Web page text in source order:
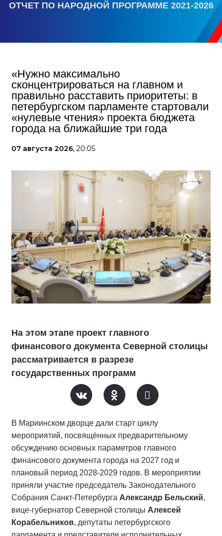
ОТЧЕТ ПО НАРОДНОЙ ПРОГРАММЕ 2021-2026
«Нужно максимально
сконцентрироваться на главном и
правильно расставить приоритеты: в
петербургском парламенте стартовали
«нулевые чтения» проекта бюджета
города на ближайшие три года
07 августа 2026, 20:05
На этом этапе проект главного
финансового документа Северной столицы
рассматривается в разрезе
государственных программ
В Мариинском дворце дали старт циклу
мероприятий, посвящённых предварительному
обсуждению основных параметров главного
финансового документа города на 2027 год и
плановый период 2028-2029 годов. В мероприятии
приняли участие председатель Законодательного
Собрания Санкт-Петербурга Александр Бельский,
вице-губернатор Северной столицы Алексей
Корабельников, депутаты петербургского